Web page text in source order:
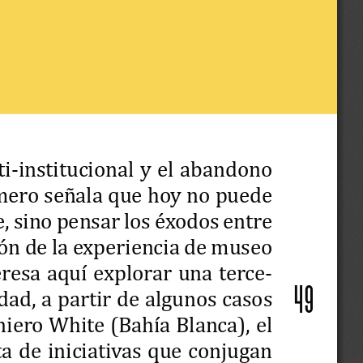
49
institucional y el abandono
señala que hoy no puede
sino pensar los éxodos entre
de la experiencia de museo
aquí explorar una terce-
a partir de algunos casos
White (Bahía Blanca), el
de iniciativas que conjugan